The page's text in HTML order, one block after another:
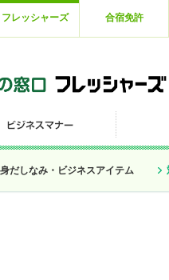
フレッシャーズ 合宿免許
身だしなみ・ビジネスアイテム